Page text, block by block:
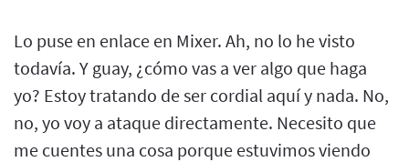
Lo puse en enlace en Mixer. Ah, no lo he visto
todavía. Y guay, ¿cómo vas a ver algo que haga
yo? Estoy tratando de ser cordial aquí y nada. No,
no, yo voy a ataque directamente. Necesito que
me cuentes una cosa porque estuvimos viendo